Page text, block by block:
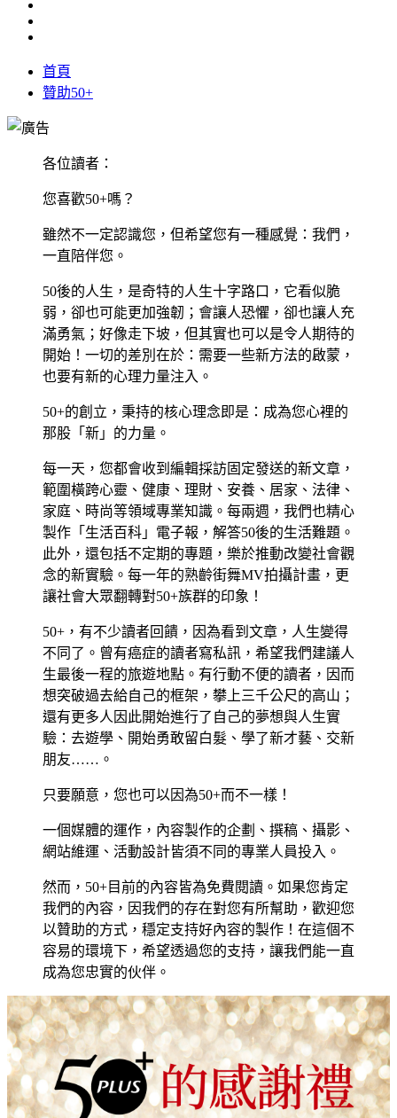
首頁
贊助50+
各位讀者：
您喜歡50+嗎？
雖然不一定認識您，但希望您有一種感覺：我們，
一直陪伴您。
50後的人生，是奇特的人生十字路口，它看似脆
弱，卻也可能更加強韌；會讓人恐懼，卻也讓人充
滿勇氣；好像走下坡，但其實也可以是令人期待的
開始！一切的差別在於：需要一些新方法的啟蒙，
也要有新的心理力量注入。
50+的創立，秉持的核心理念即是：成為您心裡的
那股「新」的力量。
每一天，您都會收到編輯採訪固定發送的新文章，
範圍橫跨心靈、健康、理財、安養、居家、法律、
家庭、時尚等領域專業知識。每兩週，我們也精心
製作「生活百科」電子報，解答50後的生活難題。
此外，還包括不定期的專題，樂於推動改變社會觀
念的新實驗。每一年的熟齡街舞MV拍攝計畫，更
讓社會大眾翻轉對50+族群的印象！
50+，有不少讀者回饋，因為看到文章，人生變得
不同了。曾有癌症的讀者寫私訊，希望我們建議人
生最後一程的旅遊地點。有行動不便的讀者，因而
想突破過去給自己的框架，攀上三千公尺的高山；
還有更多人因此開始進行了自己的夢想與人生實
驗：去遊學、開始勇敢留白髮、學了新才藝、交新
朋友……。
只要願意，您也可以因為50+而不一樣！
一個媒體的運作，內容製作的企劃、撰稿、攝影、
網站維運、活動設計皆須不同的專業人員投入。
然而，50+目前的內容皆為免費閱讀。如果您肯定
我們的內容，因我們的存在對您有所幫助，歡迎您
以贊助的方式，穩定支持好內容的製作！在這個不
容易的環境下，希望透過您的支持，讓我們能一直
成為您忠實的伙伴。